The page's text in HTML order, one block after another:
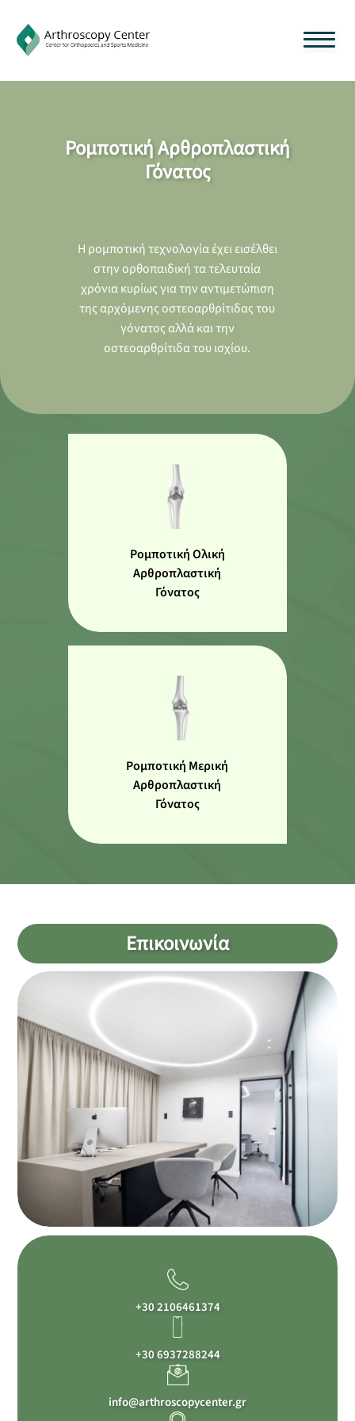
Ρομποτική Αρθροπλαστική
Γόνατος
Η ρομποτική τεχνολογία έχει εισέλθει
στην ορθοπαιδική τα τελευταία
χρόνια κυρίως για την αντιμετώπιση
της αρχόμενης οστεοαρθρίτιδας του
γόνατος αλλά και την
οστεοαρθρίτιδα του ισχίου.
Ρομποτική Ολική
Αρθροπλαστική
Γόνατος
Ρομποτική Μερική
Αρθροπλαστική
Γόνατος
Επικοινωνία
+30 2106461374
+30 6937288244
info@arthroscopycenter.gr